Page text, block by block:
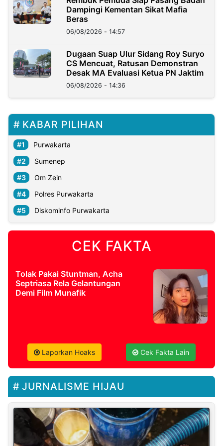
Dampingi Kementan Sikat Mafia
Beras
06/08/2026 - 14:57
Dugaan Suap Ulur Sidang Roy Suryo
CS Mencuat, Ratusan Demonstran
Desak MA Evaluasi Ketua PN Jaktim
06/08/2026 - 14:36
KABAR PILIHAN
Purwakarta
Sumenep
Om Zein
Polres Purwakarta
Diskominfo Purwakarta
CEK FAKTA
Tolak Pakai Stuntman, Acha
Septriasa Rela Gelantungan
Demi Film Munafik
Laporkan Hoaks Cek Fakta Lain
JURNALISME HIJAU